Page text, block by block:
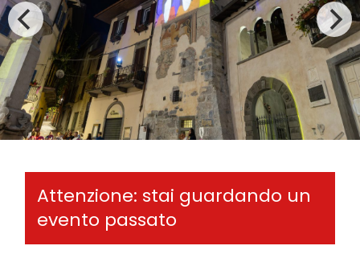
Attenzione: stai guardando un
evento passato